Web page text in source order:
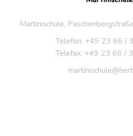
Martinischule,
Telefon: +49 23 66 /
Telefax: +49 23 66 /